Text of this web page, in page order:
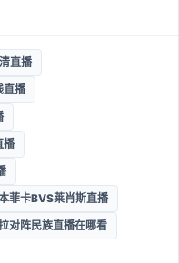
直播
直播
播
菲卡BVS莱肖斯直播
对阵民族直播在哪看